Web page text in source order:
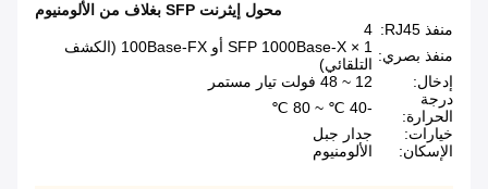
محول إيثرنت SFP بغلاف من الألومنيوم
منفذ RJ45:
4
منفذ بصري:
1 × SFP 1000Base-X أو 100Base-FX (الكشف
التلقائي)
إدخال:
12 ~ 48 فولت تيار مستمر
درجة
الحرارة:
-40 ℃ ~ 80 ℃
خيارات:
جدار جبل
الإسكان:
الألومنيوم